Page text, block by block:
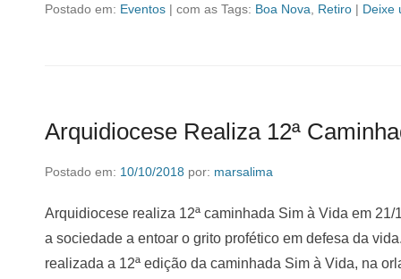
Postado em: Eventos | com as Tags: Boa Nova Retiro | Deixe
Arquidiocese Realiza 12ª
Postado em: 10/10/2018 por: marsalima
Arquidiocese realiza 12ª caminhada Sim à Vida em
a sociedade a entoar o grito profético em defesa da
realizada a 12ª edição da caminhada Sim à Vida, na